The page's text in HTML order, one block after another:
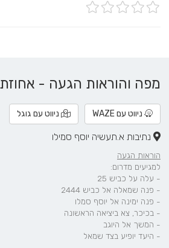
מפה והוראות הגעה - אחוזת
ניווט עם WAZE ניווט עם גוגל
נתיבות א.תעשיה יוסף סמילו
הוראות הגעה
למגיעים מדרום:
- עלה על כביש 25
- פנה שמאלה אל כביש 2444
- פנה ימינה אל יוסף סמלו
- בכיכר, צא ביציאה הראשונה
- המשך אל היוגב
- היעד יופיע בצד שמאל